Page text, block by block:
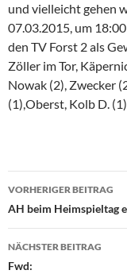
und vielleicht gehen
07.03.2015, um
den TV Forst 2 als
Zöller im Tor,
Nowak (2), Zwecker
(1),Oberst, Kolb D.
VORHERIGER BEITRAG
AH beim Heimspieltag
NÄCHSTER BEITRAG
Fwd: